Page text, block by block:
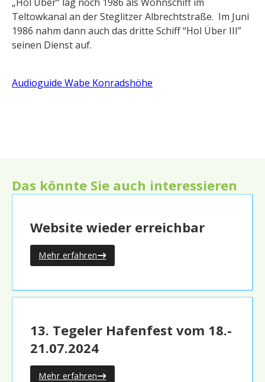
„Hol Über“ lag noch 1986 als Wohnschiff im
Teltowkanal an der Steglitzer Albrechtstraße. Im Juni
1986 nahm dann auch das dritte Schiff “Hol Über III”
seinen Dienst auf.
Audioguide Wabe Konradshöhe
Das könnte Sie auch interessieren
Website wieder erreichbar
Mehr erfahren
13. Tegeler Hafenfest vom 18.-
21.07.2024
Mehr erfahren